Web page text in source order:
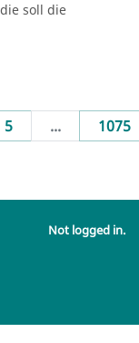
soll die
5 ... 1075
Not logged in.